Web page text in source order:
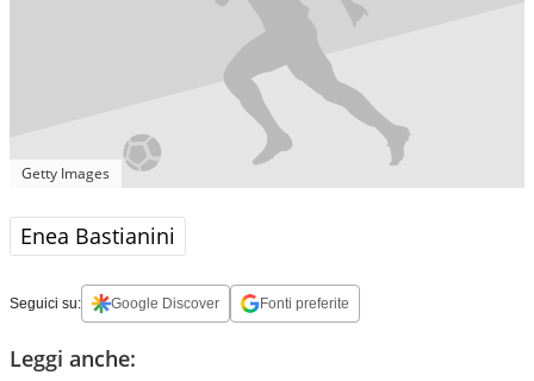
Getty Images
Enea Bastianini
Seguici su: Google Discover Fonti preferite
Leggi anche: